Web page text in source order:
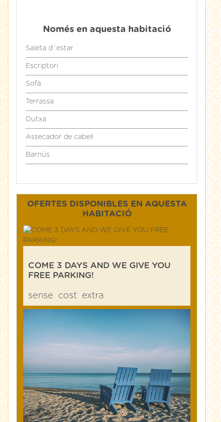
Només en aquesta habitació
Saleta d´estar
Escriptori
Sofà
Terrassa
Dutxa
Assecador de cabell
Barnús
OFERTES DISPONIBLES EN AQUESTA
HABITACIÓ
COME 3 DAYS AND WE GIVE YOU
FREE PARKING!
sense cost extra